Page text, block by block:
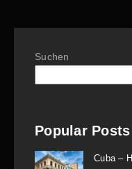
Suchen
Popular Posts
Cuba –